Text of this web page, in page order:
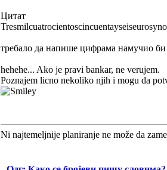
Цитат
требало да напише цифрама намучио
hehehe... Ako je pravi bankar, ne verujem.
Poznajem licno nekoliko njih i mogu da
Ni najtemeljnije planiranje ne može da